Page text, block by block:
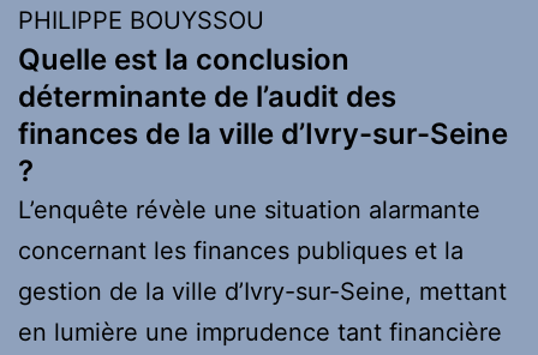
PHILIPPE BOUYSSOU
Quelle est la conclusion
déterminante de l’audit des
finances de la ville d’Ivry-sur-Seine
?
L’enquête révèle une situation alarmante
concernant les finances publiques et la
gestion de la ville d’Ivry-sur-Seine, mettant
en lumière une imprudence tant financière